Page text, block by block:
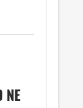
NE